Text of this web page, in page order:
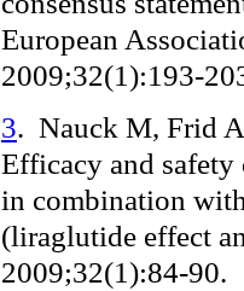
European
2009;32(1):193-
3. Nauck M, Frid
Efficacy and
in combination
(liraglutide effect
2009;32(1):84-90.